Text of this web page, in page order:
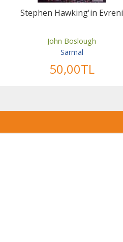
Stephen Hawking'in Evreni
John Boslough
Sarmal
50,00TL